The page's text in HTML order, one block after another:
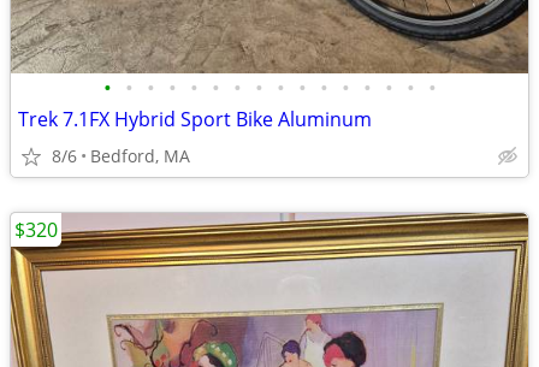
• • • • • • • • • • • • • • • •
Trek 7.1FX Hybrid Sport Bike Aluminum
8/6 Bedford, MA
$320